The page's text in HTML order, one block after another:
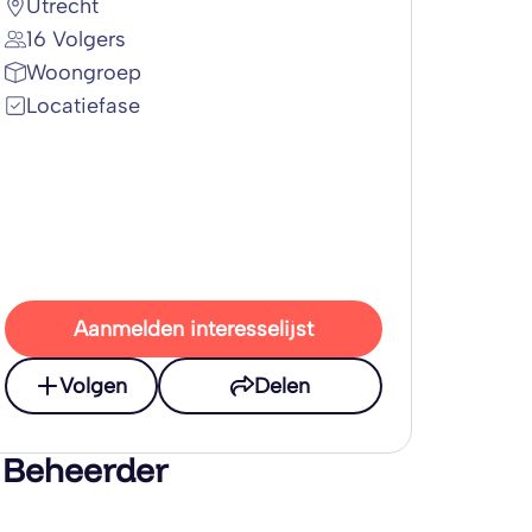
Utrecht
16 Volgers
Woongroep
Locatiefase
Aanmelden interesselijst
Volgen Delen